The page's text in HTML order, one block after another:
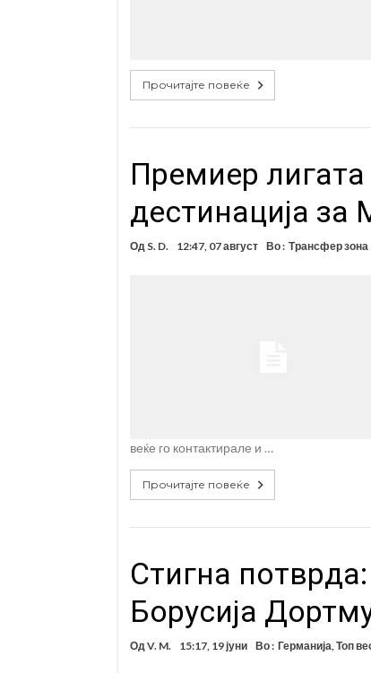
Прочитајте повеќе
Премиер
дестинација за
Од S. D. 12:47, 07 август Во : Трансфер зона
веќе го контактирале и …
Прочитајте повеќе
Стигна
Борусија
Од V. M. 15:17, 19 јуни Во : Германија Топ